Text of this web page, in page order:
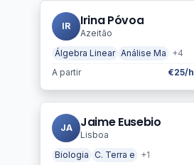
IR Irina Póvoa
Azeitão
Álgebra Linear Análise Ma
+4
A partir
€25/h
JA Jaime Eusebio
Lisboa
Biologia
C. Terra e
+1